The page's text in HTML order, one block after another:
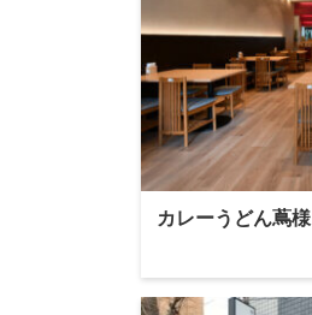
カレーうどん蔦様